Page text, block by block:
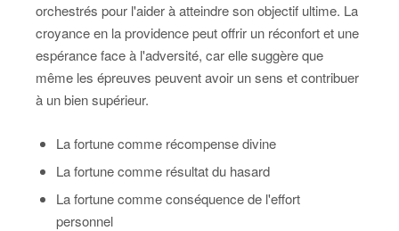
orchestrés pour l'aider à atteindre son objectif ultime. La
croyance en la providence peut offrir un réconfort et une
espérance face à l'adversité, car elle suggère que
même les épreuves peuvent avoir un sens et contribuer
à un bien supérieur.
La fortune comme récompense divine
La fortune comme résultat du hasard
La fortune comme conséquence de l'effort
personnel